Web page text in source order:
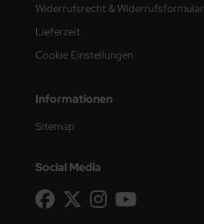
Widerrufsrecht & Widerrufsformular
Lieferzeit
Cookie Einstellungen
Informationen
Sitemap
Social Media